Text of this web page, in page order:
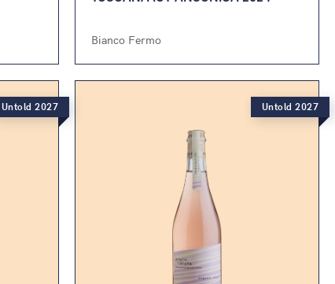
Bianco Fermo
Untold 2027 Untold 2027